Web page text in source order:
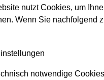
einfach weitgehend oder
Schönfeld klar. Der
dazu auf die
angemessenes Heiz-
vorzubeugen“.
die Heizung
nutzt Cookies, um
Wenn Sie nachfolgend
notwendige Cookies